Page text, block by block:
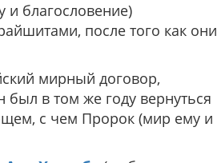
и благословение)
после того как они
мирный договор,
был в том же году вернуться
с чем Пророк (мир ему и